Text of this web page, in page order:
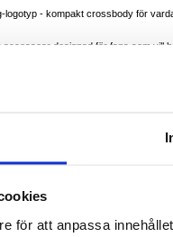
för att anpassa
- kompakt crossbody för
designad för fans som vill
resor, stadspromenader,
har väskan ett autentiskt
precision och Formel 1-världen.
lätt och slitstark. Den släta ytan
aktiv användning.
runt halsen eller över axeln, vilket
dagliga aktiviteter.
mobiltelefon tillsammans med